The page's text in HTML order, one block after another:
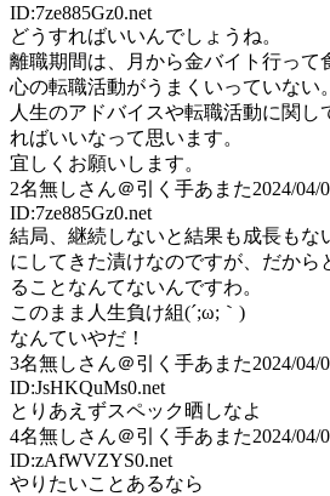
ID:7ze885Gz0.net
どうすればいいんでしょうね。
離職期間は、月から金バイト行って
心の転職活動がうまくいっていない。
人生のアドバイスや転職活動に関し
ればいいなって思います。
宜しくお願いします。
2名無しさん＠引く手あまた2024/04/
ID:7ze885Gz0.net
結局、継続しないと結果も成長もな
にしてきた漬けなのですが、だから
ることなんてないんですわ。
このまま人生負け組(´;ω;｀)
なんていやだ！
3名無しさん＠引く手あまた2024/04/
ID:JsHKQuMs0.net
とりあえずスペック晒しなよ
4名無しさん＠引く手あまた2024/04/
ID:zAfWVZYS0.net
やりたいことあるなら